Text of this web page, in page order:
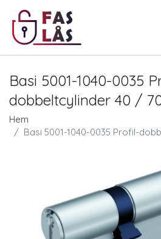
Basi 5001-1040-0035
dobbeltcylinder 40 /
Hem
Basi 5001-1040-0035 Profil-